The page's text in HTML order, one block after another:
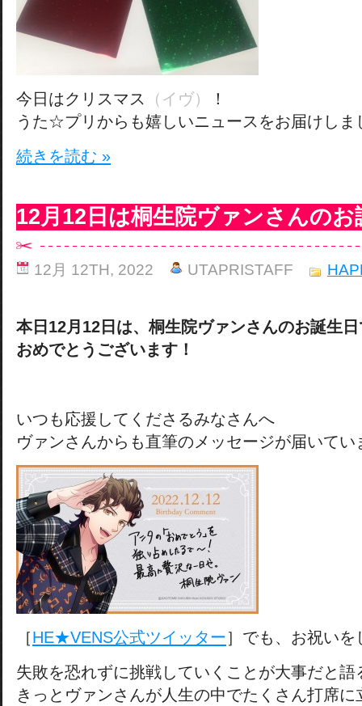
今日はクリスマス （イヴ）
！
うた☆プリからも嬉しいニュースをお届けしま
続きを読む »
12月12日は桐生院ヴァンさんのお
12月 12TH, 2022 UTAPRISTAFF
本日12月12日は、桐生院ヴァンさんのお誕生
おめでとうございます！
いつも応援してくださるみなさんへ
ヴァンさんからも直筆のメッセージが届いてい
［HE★VENS公式ツイッター］でも、お祝いを
失敗を恐れずに挑戦していくことが大事だと語
きっとヴァンさんが人生の中でたくさん打席